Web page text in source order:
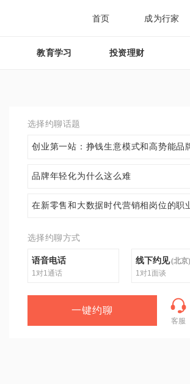
首页 成为行家
教育学习 投资理财
选择约聊话题
创业第一站：挣钱生意模式和高势能品
品牌年轻化为什么这么难
在新零售和大数据时代营销相岗位的职
选择约聊方式
语音电话
1对1通话
线下约见(北京)
1对1面谈
一键约聊
客服